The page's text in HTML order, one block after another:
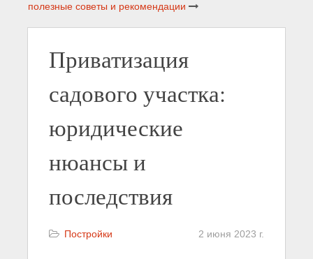
полезные советы и рекомендации
Приватизация
садового участка:
юридические
нюансы и
последствия
Постройки 2 июня 2023 г.